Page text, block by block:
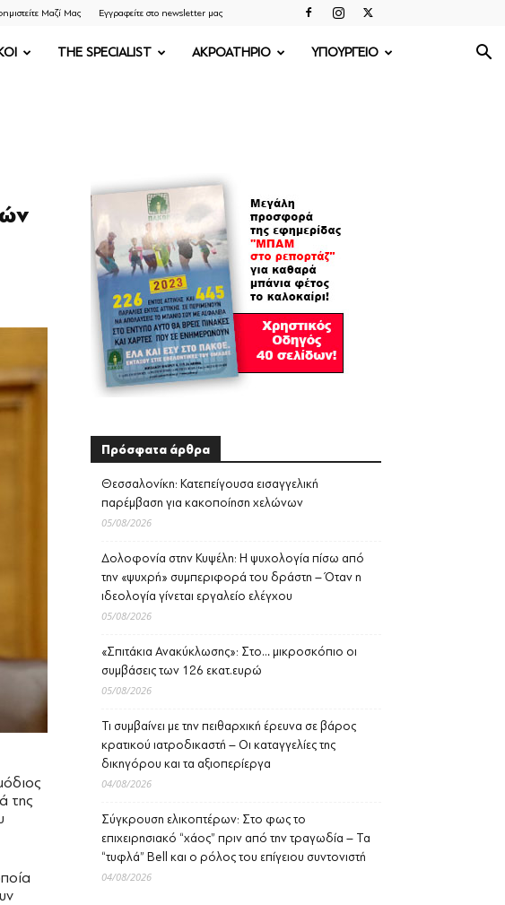
Μαζί Μας Εγγραφείτε στο newsletter μας
THE SPECIALIST ΑΚΡΟΑΤΗΡΙΟ ΥΠΟΥΡΓΕΙΟ
της
Πρόσφατα άρθρα
Θεσσαλονίκη: Κατεπείγουσα εισαγγελική
παρέμβαση για κακοποίηση χελώνων
05/08/2026
Δολοφονία στην Κυψέλη: Η ψυχολογία πίσω από
την «ψυχρή» συμπεριφορά του δράστη – Όταν η
ιδεολογία γίνεται εργαλείο ελέγχου
05/08/2026
«Σπιτάκια Ανακύκλωσης»: Στο… μικροσκόπιο οι
συμβάσεις των 126 εκατ.ευρώ
05/08/2026
Τι συμβαίνει με την πειθαρχική έρευνα σε βάρος
κρατικού ιατροδικαστή – Οι καταγγελίες της
δικηγόρου και τα αξιοπερίεργα
04/08/2026
Σύγκρουση ελικοπτέρων: Στο φως το
επιχειρησιακό “χάος” πριν από την τραγωδία – Τα
“τυφλά” Bell και ο ρόλος του επίγειου συντονιστή
04/08/2026